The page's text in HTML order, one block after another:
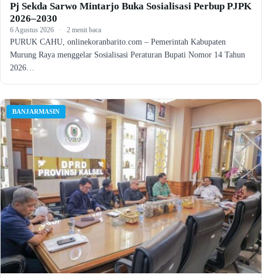
Pj Sekda Sarwo Mintarjo Buka Sosialisasi Perbup PJPK
2026–2030
6 Agustus 2026 · 2 menit baca
PURUK CAHU, onlinekoranbarito.com – Pemerintah Kabupaten
Murung Raya menggelar Sosialisasi Peraturan Bupati Nomor 14 Tahun
2026…
BANJARMASIN